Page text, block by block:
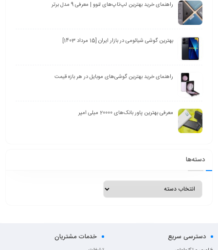
راهنمای خرید بهترین لپ‌تاپ‌های لنوو | معرفی 9 مدل برتر
بهترین گوشی شیائومی در بازار ایران [15 مرداد 1403]
راهنمای خرید بهترین گوشی‌های موبایل در هر بازه قیمت
معرفی بهترین پاور بانک‌های 20000 میلی امپر
دسته‌ها
دسترسی سریع خدمات مشتریان